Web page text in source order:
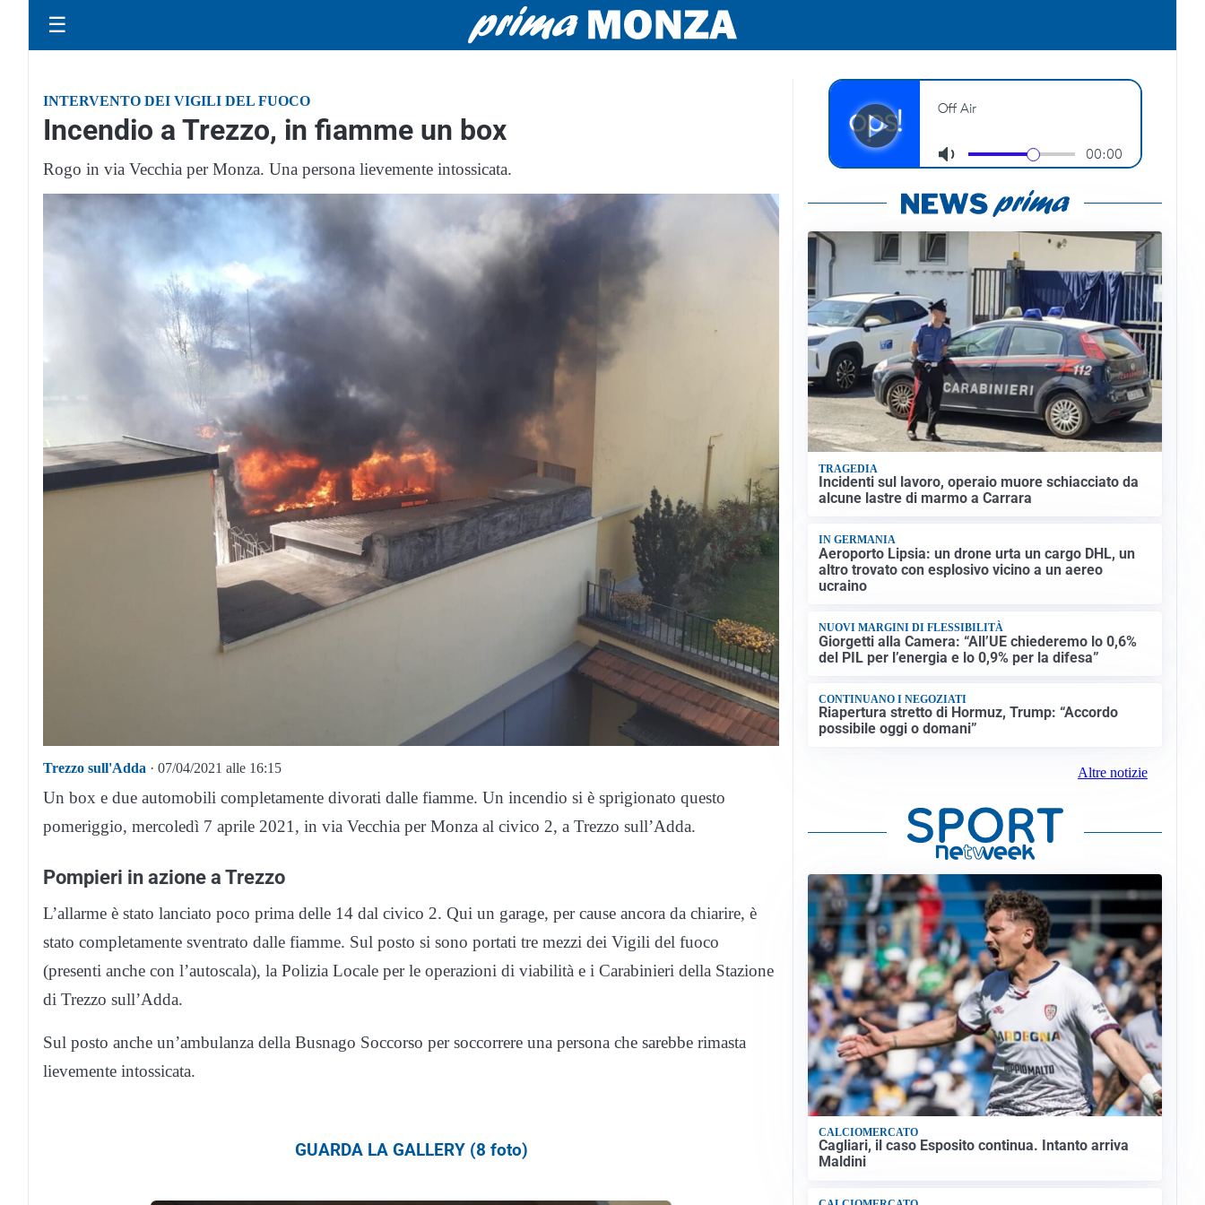
☰
INTERVENTO DEI VIGILI DEL FUOCO
Incendio a Trezzo, in fiamme un box
Rogo in via Vecchia per Monza. Una persona lievemente intossicata.
Trezzo sull'Adda · 07/04/2021 alle 16:15
Un box e due automobili completamente divorati dalle fiamme. Un incendio si è sprigionato questo
pomeriggio, mercoledì 7 aprile 2021, in via Vecchia per Monza al civico 2, a Trezzo sull’Adda.
Pompieri in azione a Trezzo
L’allarme è stato lanciato poco prima delle 14 dal civico 2. Qui un garage, per cause ancora da chiarire, è
stato completamente sventrato dalle fiamme. Sul posto si sono portati tre mezzi dei Vigili del fuoco
(presenti anche con l’autoscala), la Polizia Locale per le operazioni di viabilità e i Carabinieri della Stazione
di Trezzo sull’Adda.
Sul posto anche un’ambulanza della Busnago Soccorso per soccorrere una persona che sarebbe rimasta
lievemente intossicata.
GUARDA LA GALLERY (8 foto)
TRAGEDIA
Incidenti sul lavoro, operaio muore schiacciato da
alcune lastre di marmo a Carrara
IN GERMANIA
Aeroporto Lipsia: un drone urta un cargo DHL, un
altro trovato con esplosivo vicino a un aereo
ucraino
NUOVI MARGINI DI FLESSIBILITÀ
Giorgetti alla Camera: “All’UE chiederemo lo 0,6%
del PIL per l’energia e lo 0,9% per la difesa”
CONTINUANO I NEGOZIATI
Riapertura stretto di Hormuz, Trump: “Accordo
possibile oggi o domani”
Altre notizie
CALCIOMERCATO
Cagliari, il caso Esposito continua. Intanto arriva
Maldini